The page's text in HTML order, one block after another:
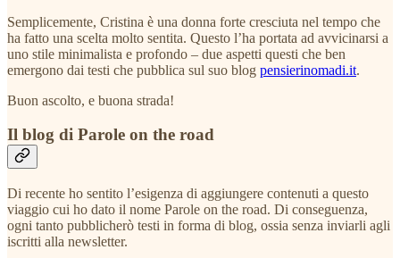
Semplicemente, Cristina è una donna forte cresciuta nel tempo che
ha fatto una scelta molto sentita. Questo l’ha portata ad avvicinarsi a
uno stile minimalista e profondo – due aspetti questi che ben
emergono dai testi che pubblica sul suo blog pensierinomadi.it.
Buon ascolto, e buona strada!
Il blog di Parole on the road
Di recente ho sentito l’esigenza di aggiungere contenuti a questo
viaggio cui ho dato il nome Parole on the road. Di conseguenza,
ogni tanto pubblicherò testi in forma di blog, ossia senza inviarli agli
iscritti alla newsletter.